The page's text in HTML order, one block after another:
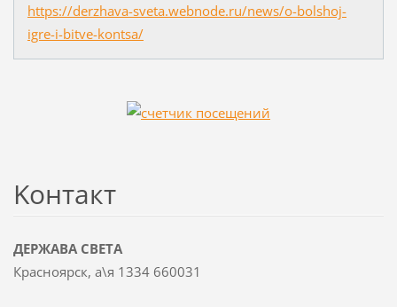
https://derzhava-sveta.webnode.ru/news/o-bolshoj-
igre-i-bitve-kontsa/
Koнтакт
ДЕРЖАВА СВЕТА
Красноярск, а\я 1334 660031